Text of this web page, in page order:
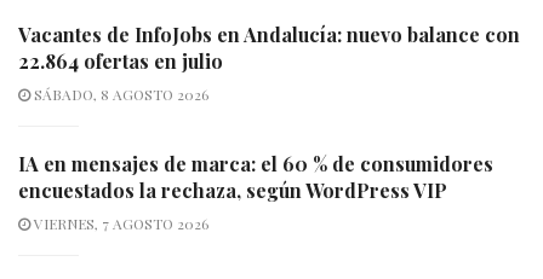
Vacantes de InfoJobs en Andalucía: nuevo balance con
22.864 ofertas en julio
SÁBADO, 8 AGOSTO 2026
IA en mensajes de marca: el 60 % de consumidores
encuestados la rechaza, según WordPress VIP
VIERNES, 7 AGOSTO 2026